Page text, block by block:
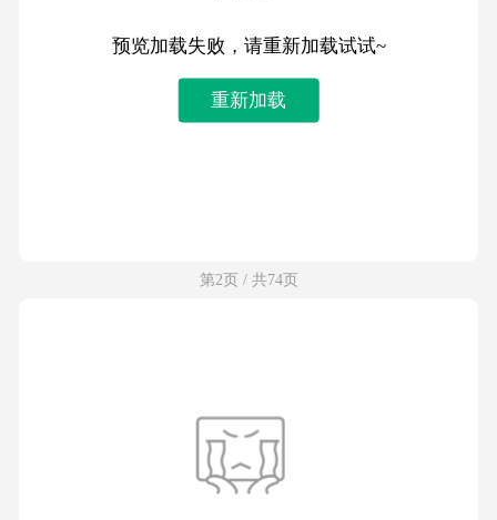
预览加载失败，请重新加载试试~
重新加载
第2页 / 共74页